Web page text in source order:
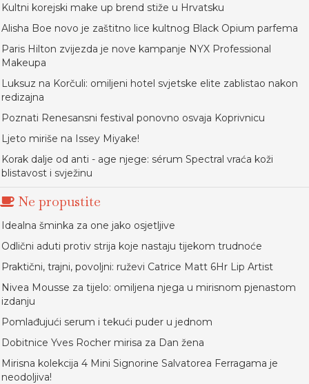
Kultni korejski make up brend stiže u Hrvatsku
Alisha Boe novo je zaštitno lice kultnog Black Opium parfema
Paris Hilton zvijezda je nove kampanje NYX Professional
Makeupa
Luksuz na Korčuli: omiljeni hotel svjetske elite zablistao nakon
redizajna
Poznati Renesansni festival ponovno osvaja Koprivnicu
Ljeto miriše na Issey Miyake!
Korak dalje od anti - age njege: sérum Spectral vraća koži
blistavost i svježinu
Ne propustite
Idealna šminka za one jako osjetljive
Odlični aduti protiv strija koje nastaju tijekom trudnoće
Praktični, trajni, povoljni: ruževi Catrice Matt 6Hr Lip Artist
Nivea Mousse za tijelo: omiljena njega u mirisnom pjenastom
izdanju
Pomlađujući serum i tekući puder u jednom
Dobitnice Yves Rocher mirisa za Dan žena
Mirisna kolekcija 4 Mini Signorine Salvatorea Ferragama je
neodoljiva!